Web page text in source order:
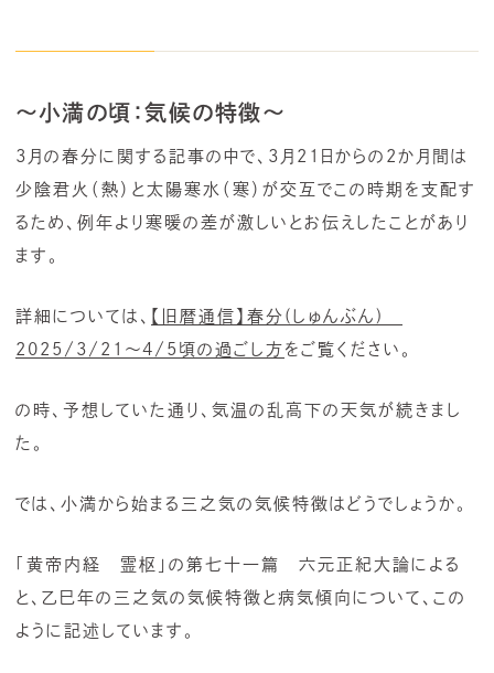
～小満の頃：気候の特徴～
3月の春分に関する記事の中で、 3 月 21 日からの 2 か月間は
少陰君火（熱）と太陽寒水（寒）が交互でこの時期を支配す
るため、例年より寒暖の差が激しいとお伝えしたことがあり
ます。
詳細については、
【旧暦通信】春分(しゅんぶん)
2025/3/21～4/5頃の過ごし方 をご覧ください。
の時、予想していた通り、気温の乱高下の天気が続きまし
た。
では、小満から始まる三之気の気候特徴はどうでしょうか。
「黄帝内経 霊枢」の第七十一篇 六元正紀大論による
と、乙巳年の三之気の気候特徴と病気傾向について、この
ように記述しています。